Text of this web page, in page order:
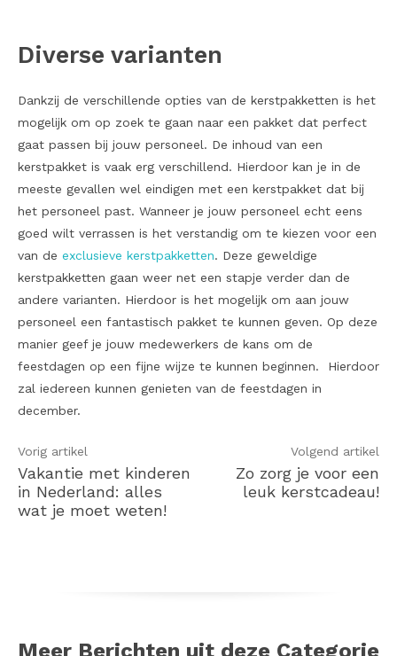
Diverse varianten
Dankzij de verschillende opties van de kerstpakketten is het
mogelijk om op zoek te gaan naar een pakket dat perfect
gaat passen bij jouw personeel. De inhoud van een
kerstpakket is vaak erg verschillend. Hierdoor kan je in de
meeste gevallen wel eindigen met een kerstpakket dat bij
het personeel past. Wanneer je jouw personeel echt eens
goed wilt verrassen is het verstandig om te kiezen voor een
van de exclusieve kerstpakketten. Deze geweldige
kerstpakketten gaan weer net een stapje verder dan de
andere varianten. Hierdoor is het mogelijk om aan jouw
personeel een fantastisch pakket te kunnen geven. Op deze
manier geef je jouw medewerkers de kans om de
feestdagen op een fijne wijze te kunnen beginnen. Hierdoor
zal iedereen kunnen genieten van de feestdagen in
december.
Vorig artikel
Vakantie met kinderen
in Nederland: alles
wat je moet weten!
Volgend artikel
Zo zorg je voor een
leuk kerstcadeau!
Meer Berichten uit deze Categorie